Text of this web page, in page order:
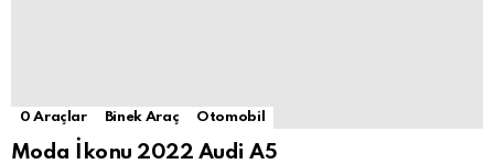
0 Araçlar Binek Araç Otomobil
Moda İkonu 2022 Audi A5